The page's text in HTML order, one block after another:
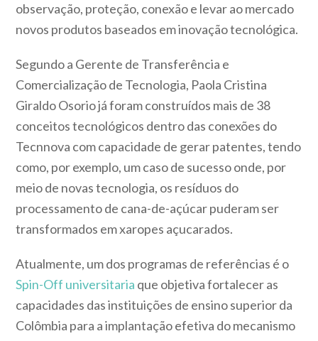
observação, proteção, conexão e levar ao mercado
novos produtos baseados em inovação tecnológica.
Segundo a Gerente de Transferência e
Comercialização de Tecnologia, Paola Cristina
Giraldo Osorio já foram construídos mais de 38
conceitos tecnológicos dentro das conexões do
Tecnnova com capacidade de gerar patentes, tendo
como, por exemplo, um caso de sucesso onde, por
meio de novas tecnologia, os resíduos do
processamento de cana-de-açúcar puderam ser
transformados em xaropes açucarados.
Atualmente, um dos programas de referências é o
Spin-Off universitaria que objetiva fortalecer as
capacidades das instituições de ensino superior da
Colômbia para a implantação efetiva do mecanismo